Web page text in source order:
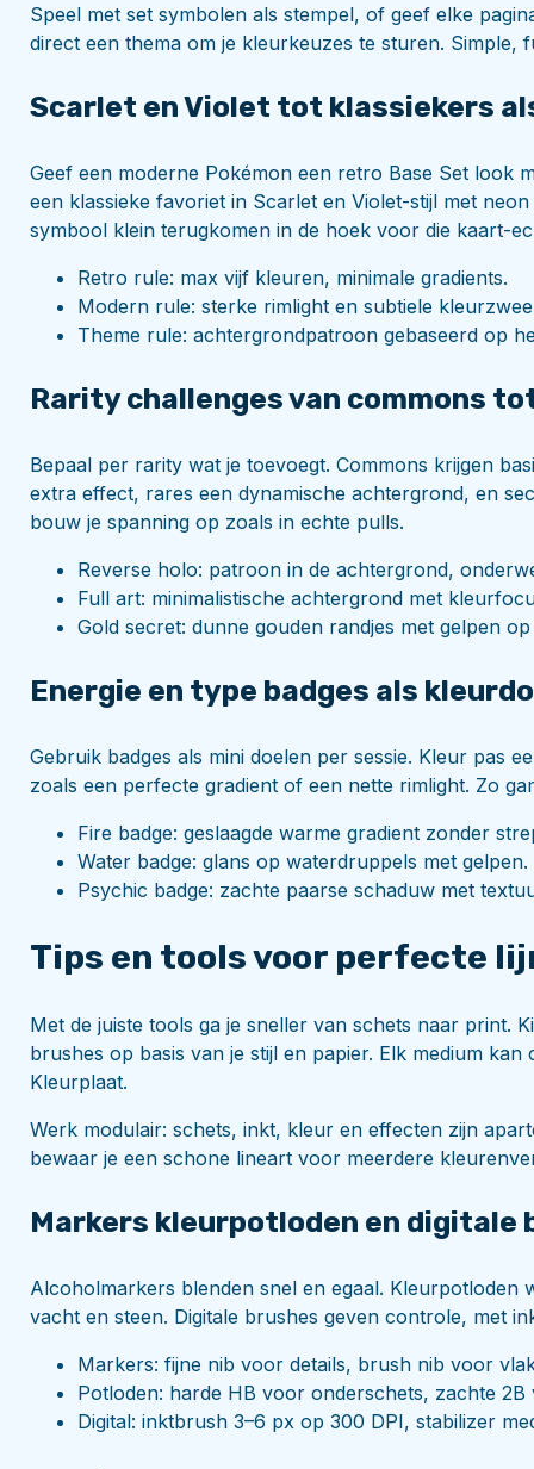
Speel met set symbolen als stempel, of geef elke
direct een thema om je kleurkeuzes te sturen. Simple,
Scarlet en Violet tot klassiekers
Geef een moderne Pokémon een retro Base Set look
een klassieke favoriet in Scarlet en Violet-stijl met
symbool klein terugkomen in de hoek voor die kaart-
Retro rule: max vijf kleuren, minimale gradients.
Modern rule: sterke rimlight en subtiele
Theme rule: achtergrondpatroon gebaseerd op
Rarity challenges van commons
Bepaal per rarity wat je toevoegt. Commons krijgen
extra effect, rares een dynamische achtergrond, en
bouw je spanning op zoals in echte pulls.
Reverse holo: patroon in de achtergrond,
Full art: minimalistische achtergrond met
Gold secret: dunne gouden randjes met gelpen
Energie en type badges als
Gebruik badges als mini doelen per sessie. Kleur pas
zoals een perfecte gradient of een nette rimlight. Zo
Fire badge: geslaagde warme gradient zonder
Water badge: glans op waterdruppels met gelpen.
Psychic badge: zachte paarse schaduw met
Tips en tools voor perfecte
Met de juiste tools ga je sneller van schets naar print.
brushes op basis van je stijl en papier. Elk medium
Kleurplaat.
Werk modulair: schets, inkt, kleur en effecten zijn
bewaar je een schone lineart voor meerdere
Markers kleurpotloden en digitale
Alcoholmarkers blenden snel en egaal.
vacht en steen. Digitale brushes geven controle, met
Markers: fijne nib voor details, brush nib voor
Potloden: harde HB voor onderschets, zachte
Digital: inktbrush 3–6 px op 300 DPI, stabilizer